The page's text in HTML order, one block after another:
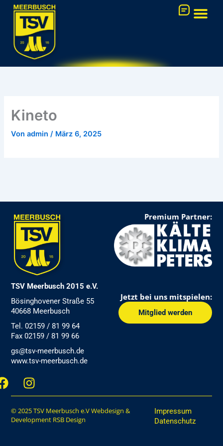
Zum
springen
Kineto
Vonadmin/ März 6, 2025
TSV Meerbusch 2015 e.V.
Bösinghovener Straße 55
40668 Meerbusch
Tel. 02159 / 81 99 64
Fax 02159 / 81 99 66
gs@tsv-meerbusch.de
www.tsv-meerbusch.de
F
a
I
n
s
t
a
Premium Partner:
Jetzt bei uns mitspielen:
Mitglied werden
© 2025 TSV Meerbusch e.V Webdesign &
Development RSB Design
Impressum
Datenschutz